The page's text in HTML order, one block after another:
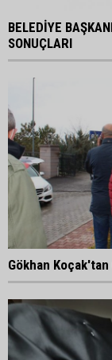
BELEDİYE
SONUÇLARI
Gökhan